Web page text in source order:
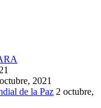
2021
de la Paz 2 octubre,